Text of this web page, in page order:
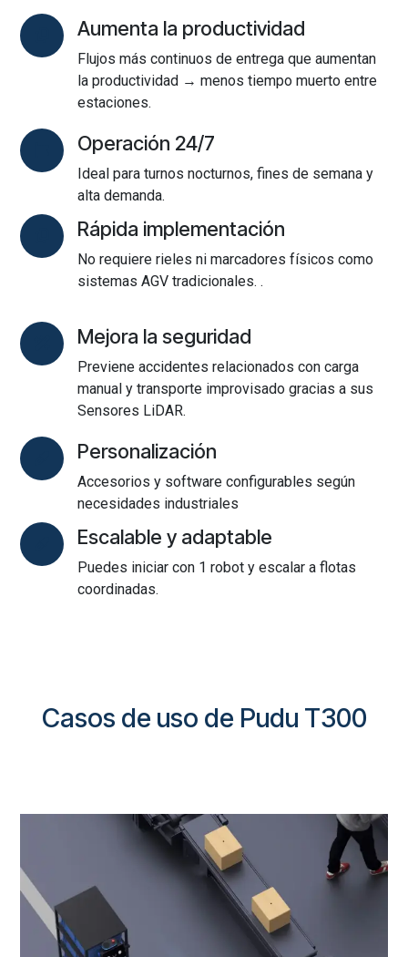
Aumenta la productividad
Flujos más continuos de entrega que aumentan
la productividad → menos tiempo muerto entre
estaciones.
Operación 24/7
Ideal para turnos nocturnos, fines de semana y
alta demanda.
Rápida implementación
No requiere rieles ni marcadores físicos como
sistemas AGV tradicionales. .
Mejora la seguridad
Previene accidentes relacionados con carga
manual y transporte improvisado gracias a sus
Sensores LiDAR.
Personalización
Accesorios y software configurables según
necesidades industriales
Escalable y adaptable
Puedes iniciar con 1 robot y escalar a flotas
coordinadas.
Casos de uso de Pudu T300